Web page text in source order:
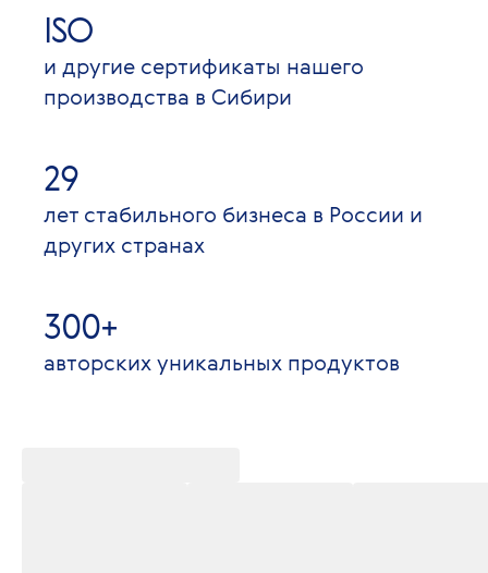
ISO
и другие сертификаты нашего
производства в Сибири
29
лет стабильного бизнеса в России и
других странах
300+
авторских уникальных продуктов